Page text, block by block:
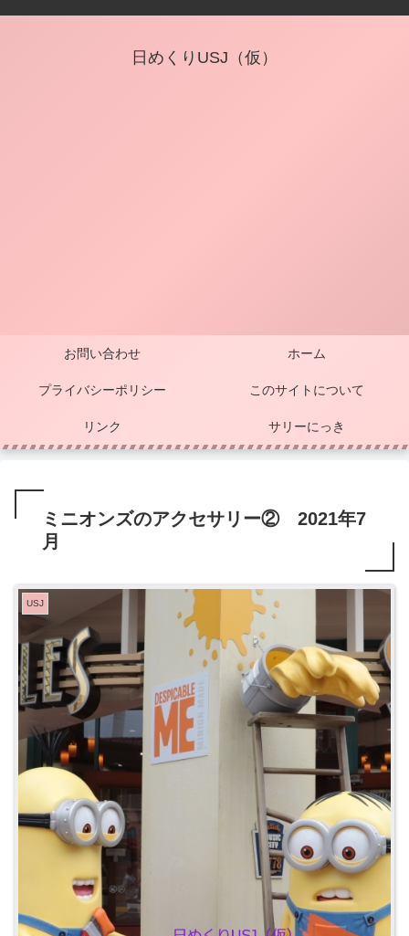
日めくりUSJ（仮）
お問い合わせ ホーム
プライバシーポリシー このサイトについて
リンク サリーにっき
ミニオンズのアクセサリー② 2021年7
月
USJ